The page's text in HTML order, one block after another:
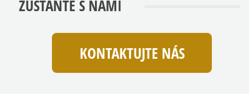
ZŮSTAŇTE S NÁMI
KONTAKTUJTE NÁS